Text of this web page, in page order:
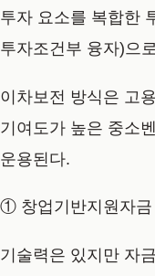
투자 요소를 복합한
투자조건부 융자)으
이차보전 방식은 고
기여도가 높은 중소
운용된다.
① 창업기반지원자금
기술력은 있지만 자